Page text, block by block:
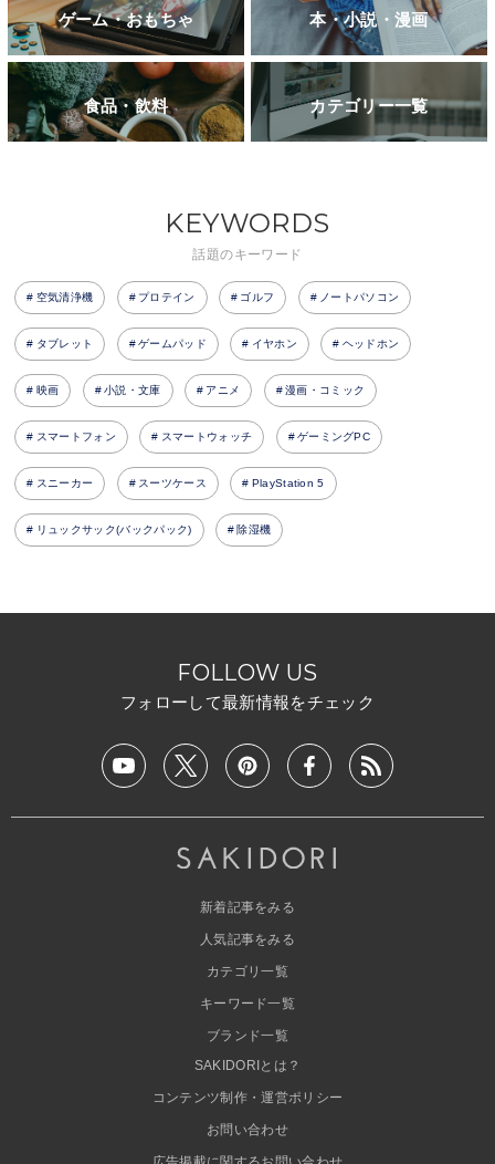
ゲーム・おもちゃ 本・小説・漫画
食品・飲料 カテゴリー一覧
KEYWORDS
話題のキーワード
空気清浄機 プロテイン ゴルフ ノートパソコン
タブレット ゲームパッド イヤホン ヘッドホン
映画 小説・文庫 アニメ 漫画・コミック
スマートフォン スマートウォッチ ゲーミングPC
スニーカー スーツケース PlayStation 5
リュックサック(バックパック) 除湿機
FOLLOW US
フォローして最新情報をチェック
新着記事をみる
人気記事をみる
カテゴリ一覧
キーワード一覧
ブランド一覧
SAKIDORIとは？
コンテンツ制作・運営ポリシー
お問い合わせ